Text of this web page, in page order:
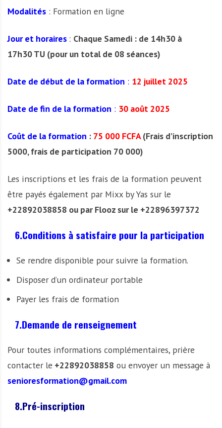
Modalités : Formation en ligne
Jour et horaires : Chaque Samedi : de 14h30 à
17h30 TU (pour un total de 08 séances)
Date de début de la formation : 12 juillet 2025
Date de fin de la formation : 30 août 2025
Coût de la formation : 75 000 FCFA(Frais d’inscription
5000, frais de participation 70 000)
Les inscriptions et les frais de la formation peuvent
être payés également par Mixx by Yas sur le
+22892038858 ou par Flooz sur le +22896397372
6.Conditions à satisfaire pour la participation
Se rendre disponible pour suivre la formation.
Disposer d’un ordinateur portable
Payer les frais de formation
7.Demande de renseignement
Pour toutes informations complémentaires, prière
contacter le +22892038858 ou envoyer un message à
senioresformation@gmail.com
8.Pré-inscription